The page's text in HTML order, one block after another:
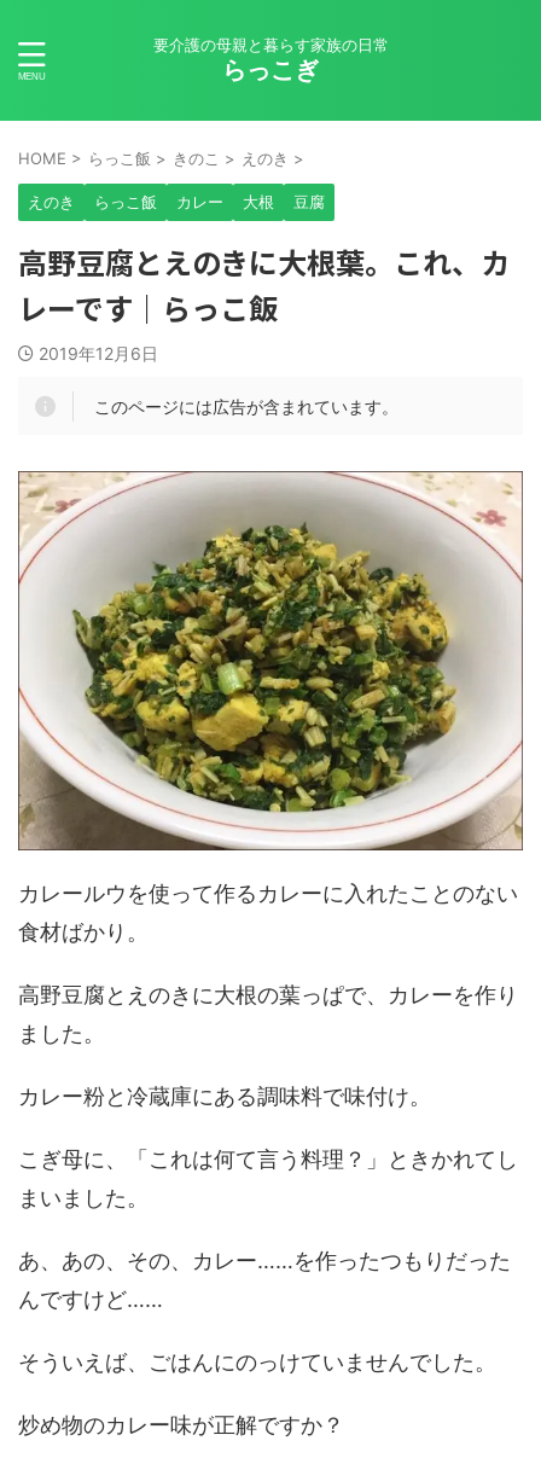
要介護の母親と暮らす家族の日常
らっこぎ
HOME > らっこ飯 > きのこ > えのき >
えのき らっこ飯 カレー 大根 豆腐
高野豆腐とえのきに大根葉。これ、カ
レーです｜らっこ飯
2019年12月6日
このページには広告が含まれています。
カレールウを使って作るカレーに入れたことのない
食材ばかり。
高野豆腐とえのきに大根の葉っぱで、カレーを作り
ました。
カレー粉と冷蔵庫にある調味料で味付け。
こぎ母に、「これは何て言う料理？」ときかれてし
まいました。
あ、あの、その、カレー……を作ったつもりだった
んですけど……
そういえば、ごはんにのっけていませんでした。
炒め物のカレー味が正解ですか？